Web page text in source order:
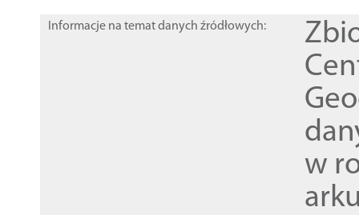
Informacje na temat danych źródłowych:
w